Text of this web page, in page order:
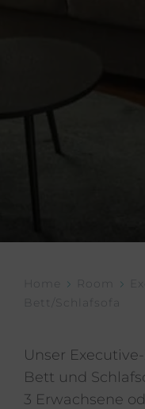
Home Room
Bett/Schlafsofa
Unser
Bett und
3 Erwachsene